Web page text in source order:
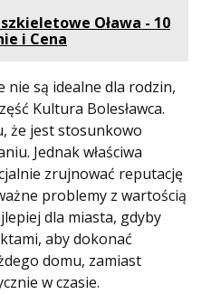
Oława - 10
i Cena
nie są idealne dla rodzin,
Kultura Bolesławca.
że jest stosunkowo
Jednak właściwa
zrujnować reputację
problemy z wartością
dla miasta, gdyby
aby dokonać
domu, zamiast
w czasie.